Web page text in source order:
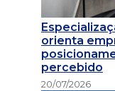
orienta
percebido
20/07/2026